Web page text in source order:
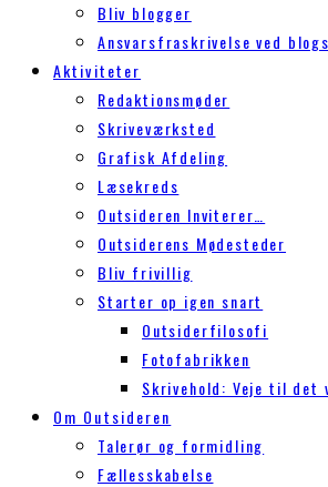
Bliv blogger
Ansvarsfraskrivelse ved blogs
Aktiviteter
Redaktionsmøder
Skriveværksted
Grafisk Afdeling
Læsekreds
Outsideren Inviterer…
Outsiderens Mødesteder
Bliv frivillig
Starter op igen snart
Outsiderfilosofi
Fotofabrikken
Skrivehold: Veje til det
Om Outsideren
Talerør og formidling
Fællesskabelse